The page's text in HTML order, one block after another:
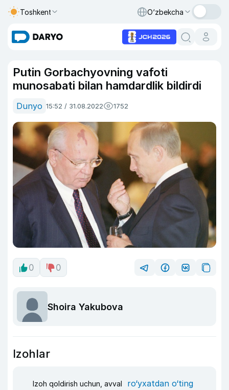
Toshkent O‘zbekcha
Putin Gorbachyovning vafoti
munosabati bilan hamdardlik bildirdi
Dunyo 15:52 / 31.08.2022 1752
0 0
Shoira Yakubova
Izohlar
Izoh qoldirish uchun, avval ro‘yxatdan o‘ting